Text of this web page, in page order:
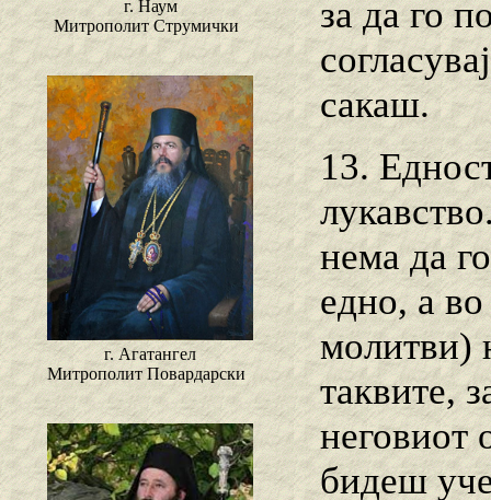
г. Наум
Митрополит Струмички
г. Агатангел
Митрополит Повардарски
за да го
сакаш.
13.
нема да
едно, а
молитви)
таквите,
неговиот
бидеш